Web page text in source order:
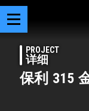
PROJECT
详细
保利 315